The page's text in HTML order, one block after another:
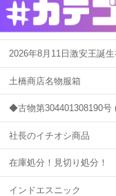
2026年8月11日激安王誕
土橋商店名物服箱
◆古物第304401308190
社長のイチオシ商品
在庫処分！見切り処分！
インドエスニック